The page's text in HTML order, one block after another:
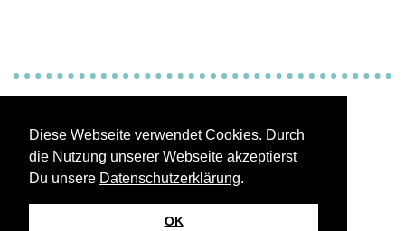
Diese Webseite verwendet Cookies. Durch
die Nutzung unserer Webseite akzeptierst
Du unsere Datenschutzerklärung.
OK
Kontakt / Abo bestellen